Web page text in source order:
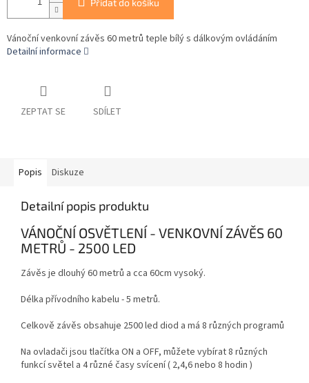
Přidat do košíku
Vánoční venkovní závěs 60 metrů teple bílý s dálkovým ovládáním
Detailní informace
ZEPTAT SE SDÍLET
Popis Diskuze
Detailní popis produktu
VÁNOČNÍ OSVĚTLENÍ - VENKOVNÍ ZÁVĚS 60
METRŮ - 2500 LED
Závěs je dlouhý 60 metrů a cca 60cm vysoký.
Délka přívodního kabelu - 5 metrů.
Celkově závěs obsahuje 2500 led diod a má 8 různých programů
Na ovladači jsou tlačítka ON a OFF, můžete vybírat 8 různých
funkcí světel a 4 různé časy svícení ( 2,4,6 nebo 8 hodin )